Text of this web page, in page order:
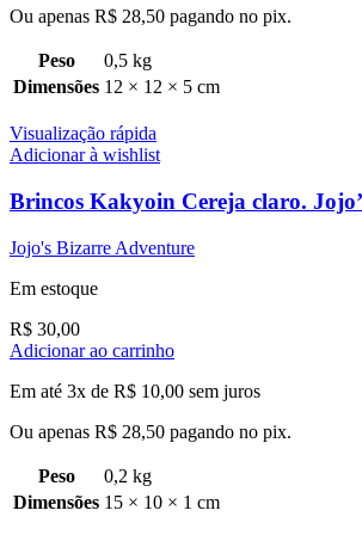
Ou apenas R$ 28,50 pagando no pix.
Peso
0,5 kg
Dimensões 12 × 12 × 5 cm
Visualização rápida
Adicionar à wishlist
Brincos Kakyoin Cereja claro.
Jojo's Bizarre Adventure
Em estoque
R$ 30,00
Adicionar ao carrinho
Em até 3x de R$ 10,00 sem juros
Ou apenas R$ 28,50 pagando no pix.
Peso
0,2 kg
Dimensões 15 × 10 × 1 cm